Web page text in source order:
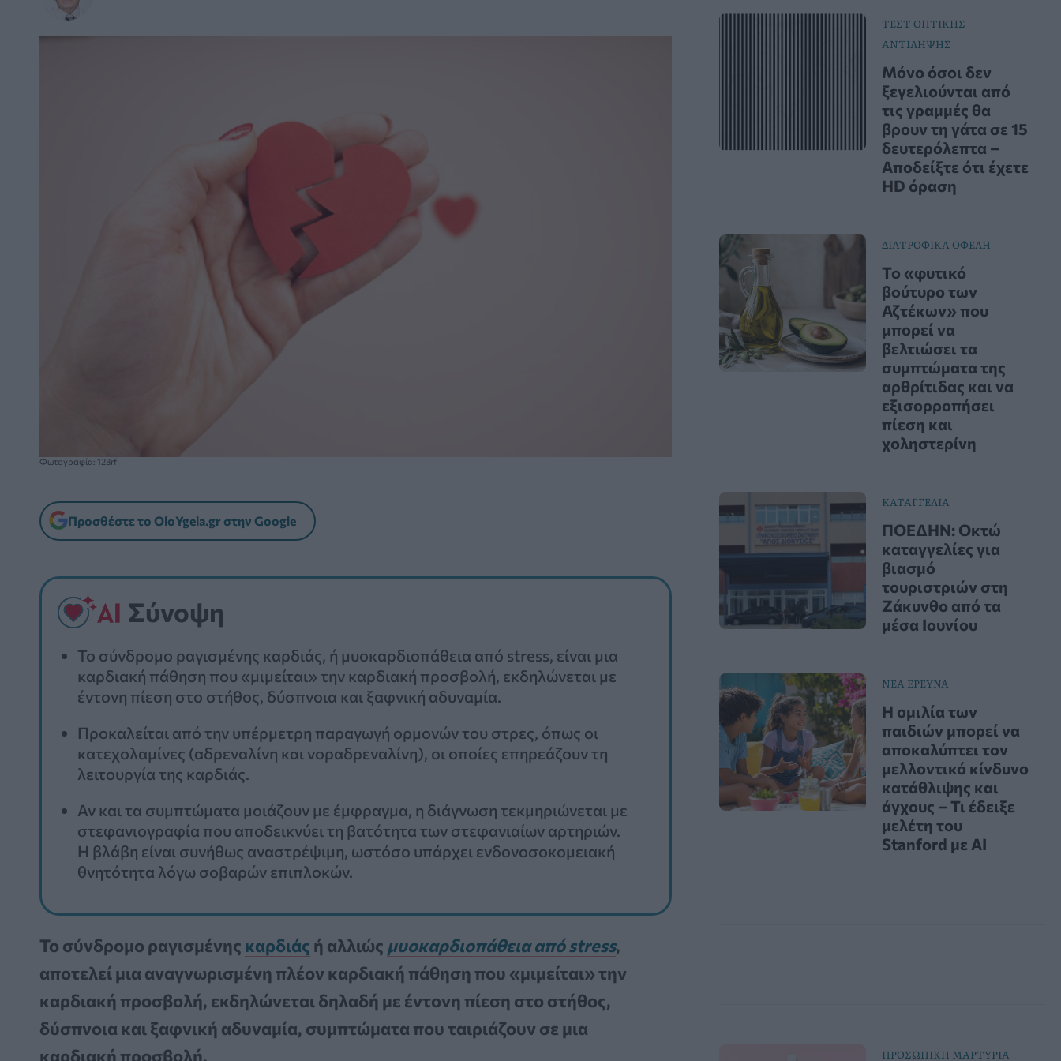
Φωτογραφία: 123rf
Προσθέστε το OloYgeia.gr στην Google
Σύνοψη
Το σύνδρομο ραγισμένης καρδιάς, ή μυοκαρδιοπάθεια από stress, είναι μια
καρδιακή πάθηση που «μιμείται» την καρδιακή προσβολή, εκδηλώνεται με
έντονη πίεση στο στήθος, δύσπνοια και ξαφνική αδυναμία.
Προκαλείται από την υπέρμετρη παραγωγή ορμονών του στρες, όπως οι
κατεχολαμίνες (αδρεναλίνη και νοραδρεναλίνη), οι οποίες επηρεάζουν τη
λειτουργία της καρδιάς.
Αν και τα συμπτώματα μοιάζουν με έμφραγμα, η διάγνωση τεκμηριώνεται με
στεφανιογραφία που αποδεικνύει τη βατότητα των στεφανιαίων αρτηριών.
Η βλάβη είναι συνήθως αναστρέψιμη, ωστόσο υπάρχει ενδονοσοκομειακή
θνητότητα λόγω σοβαρών επιπλοκών.
Το σύνδρομο ραγισμένης καρδιάς ή αλλιώς μυοκαρδιοπάθεια από stress,
αποτελεί μια αναγνωρισμένη πλέον καρδιακή πάθηση που «μιμείται» την
καρδιακή προσβολή, εκδηλώνεται δηλαδή με έντονη πίεση στο στήθος,
δύσπνοια και ξαφνική αδυναμία, συμπτώματα που ταιριάζουν σε μια
καρδιακή προσβολή.
ΤΕΣΤ ΟΠΤΙΚΗΣ
ΑΝΤΙΛΗΨΗΣ
Μόνο όσοι δεν
ξεγελιούνται από
τις γραμμές θα
βρουν τη γάτα σε 15
δευτερόλεπτα –
Αποδείξτε ότι έχετε
HD όραση
ΔΙΑΤΡΟΦΙΚΑ ΟΦΕΛΗ
Το «φυτικό
βούτυρο των
Αζτέκων» που
μπορεί να
βελτιώσει τα
συμπτώματα της
αρθρίτιδας και να
εξισορροπήσει
πίεση και
χοληστερίνη
ΚΑΤΑΓΓΕΛΙΑ
ΠΟΕΔΗΝ: Οκτώ
καταγγελίες για
βιασμό
τουριστριών στη
Ζάκυνθο από τα
μέσα Ιουνίου
ΝΕΑ ΕΡΕΥΝΑ
Η ομιλία των
παιδιών μπορεί να
αποκαλύπτει τον
μελλοντικό κίνδυνο
κατάθλιψης και
άγχους – Τι έδειξε
μελέτη του
Stanford με AI
ΠΡΟΣΩΠΙΚΗ ΜΑΡΤΥΡΙΑ